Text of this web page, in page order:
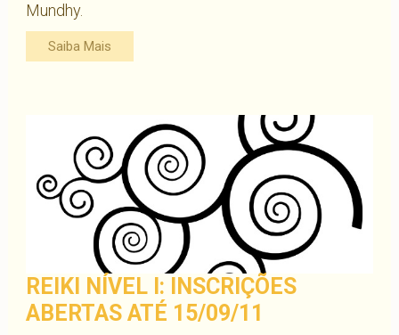
Mundhy.
Saiba Mais
REIKI NÍVEL I: INSCRIÇÕES
ABERTAS ATÉ 15/09/11